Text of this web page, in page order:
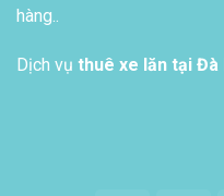
hàng..
Dịch vụ thuê xe lăn tại Đà